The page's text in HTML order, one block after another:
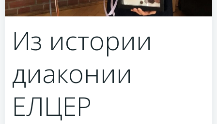
Из истории
диаконии
ЕЛЦЕР